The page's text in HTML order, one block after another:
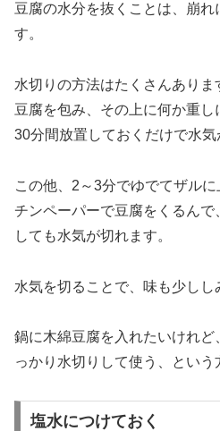
豆腐の水分を抜くことは、崩
す。
水切りの方法はたくさんあり
豆腐を包み、その上に何か重
30分間放置しておくだけで水気
この他、2～3分でゆでてザル
チンペーパーで豆腐をくるん
しても水気が切れます。
水気を切ることで、味も少しし
鍋に木綿豆腐を入れたいけれ
っかり水切りして使う、という
塩水につけておく